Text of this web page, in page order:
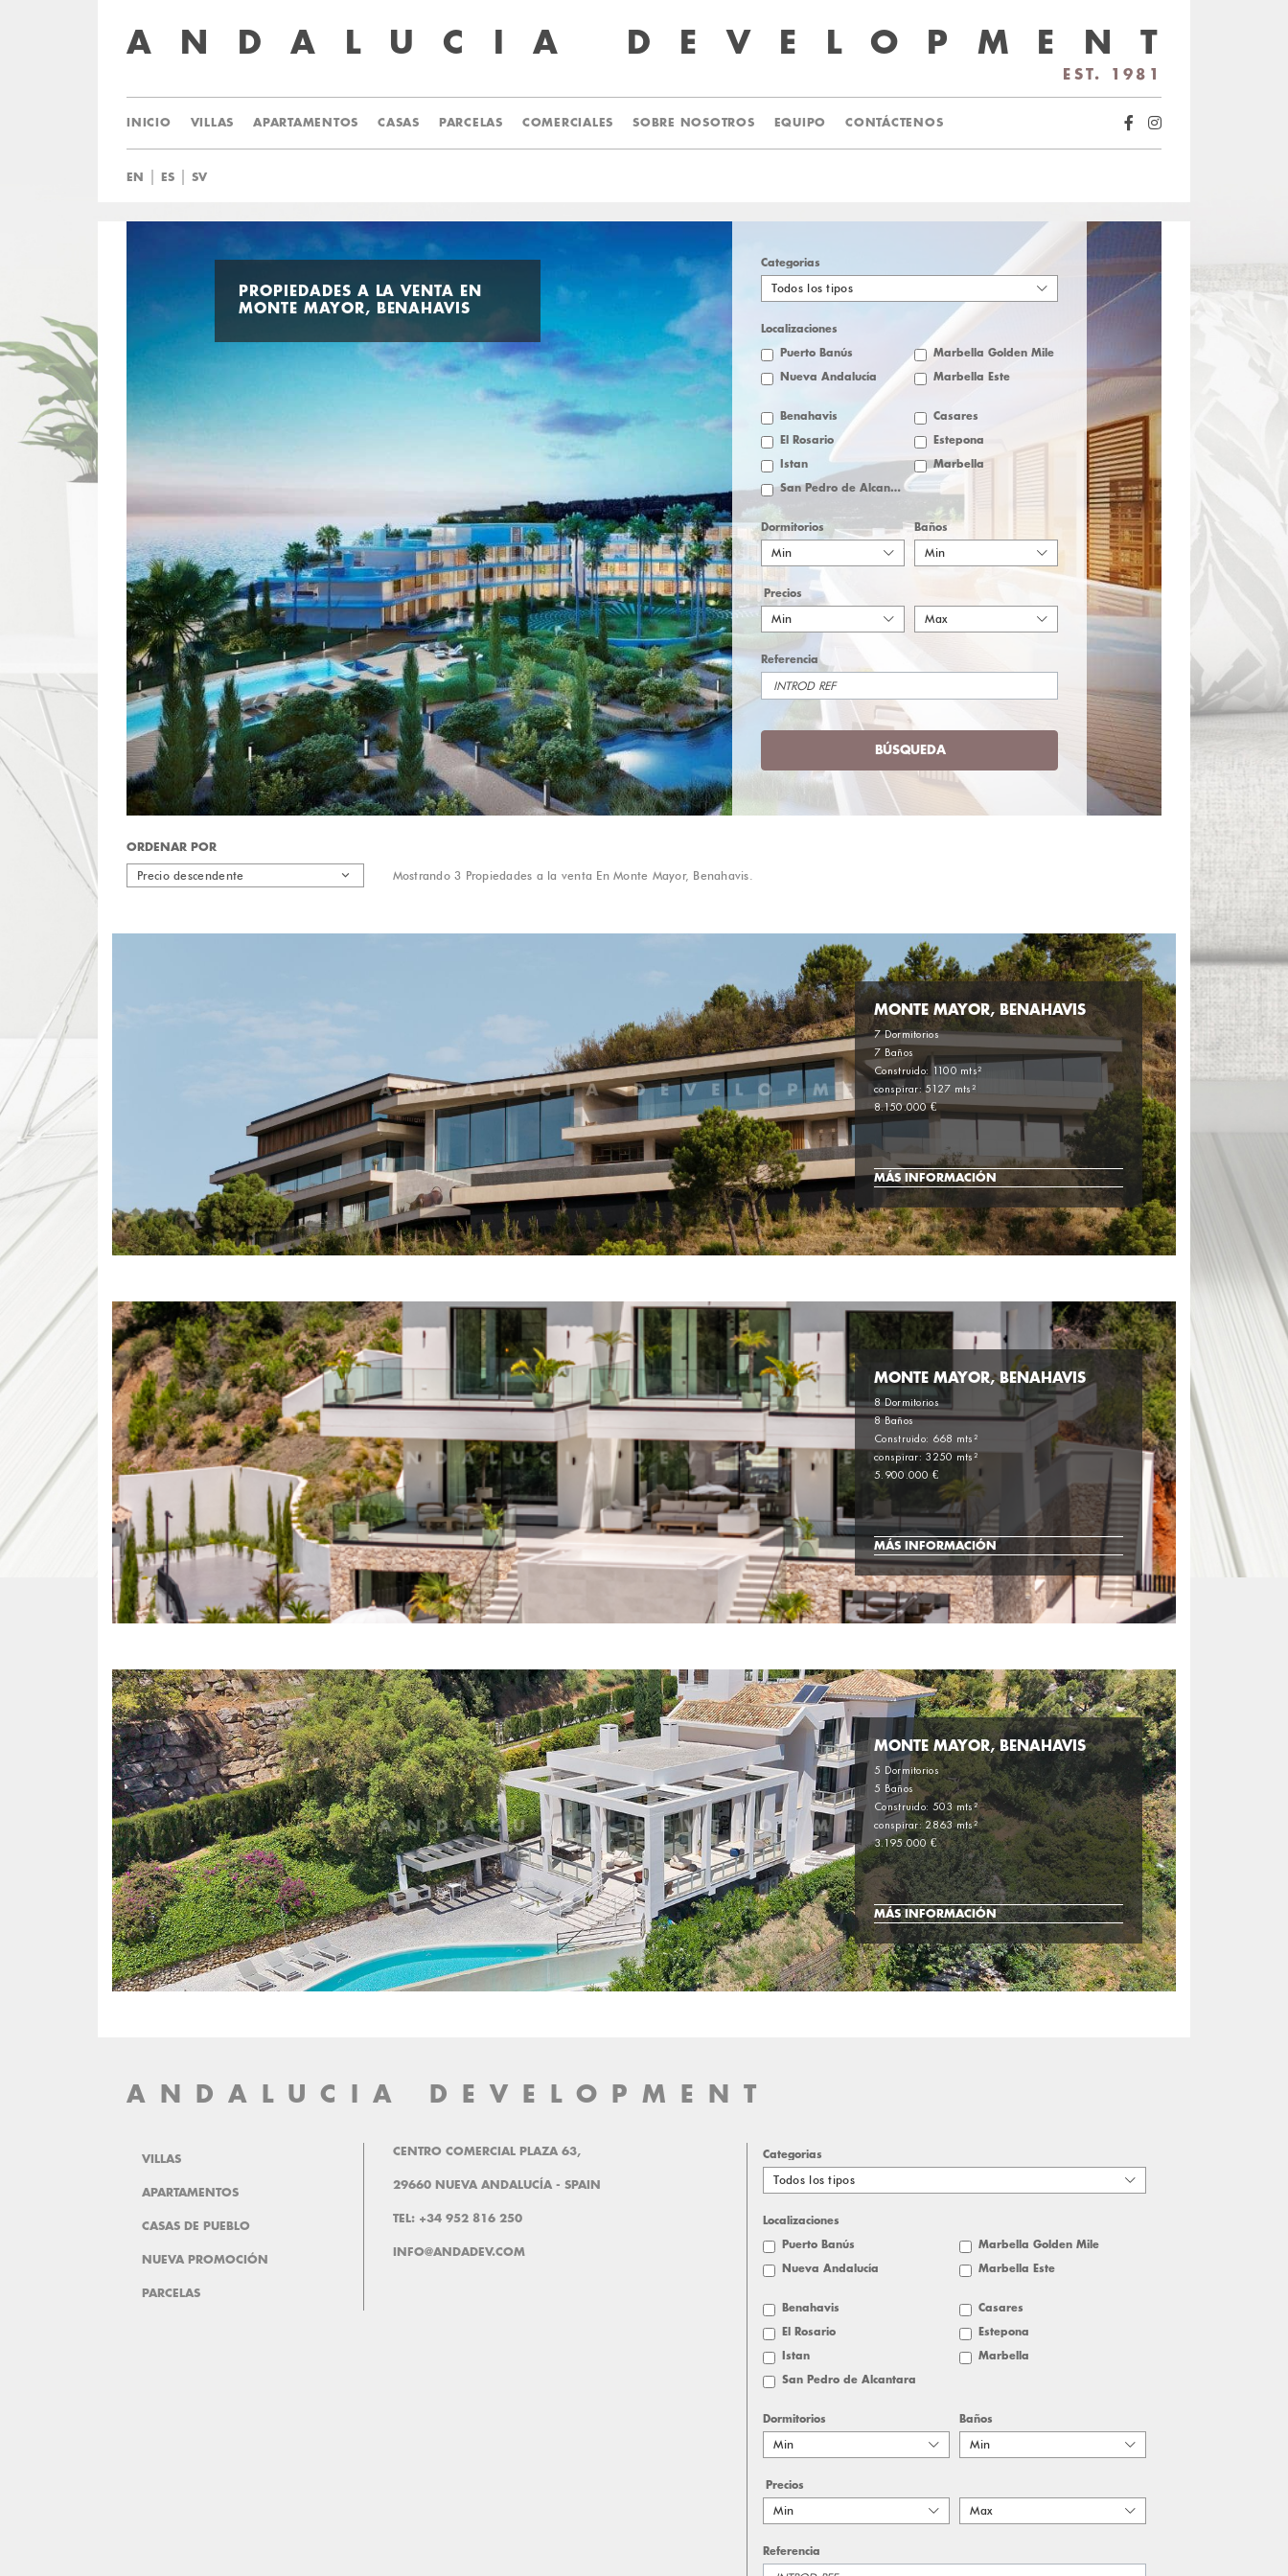
ANDALUCIA DEVELOPMENT
EST. 1981
INICIO VILLAS APARTAMENTOS CASAS PARCELAS COMERCIALES SOBRE NOSOTROS EQUIPO CONTÁCTENOS
EN | ES | SV
PROPIEDADES A LA VENTA EN
MONTE MAYOR, BENAHAVIS
Categorias
Todos los tipos
Localizaciones
Puerto Banús Marbella Golden Mile
Nueva Andalucía Marbella Este
Benahavis Casares
El Rosario Estepona
Istan Marbella
San Pedro de Alcantara
Dormitorios
Min
Baños
Min
Precios
Min Max
Referencia
BÚSQUEDA
ORDENAR POR
Precio descendente Mostrando 3 Propiedades a la venta En Monte Mayor, Benahavis.
MONTE MAYOR, BENAHAVIS
7 Dormitorios
7 Baños
Construido: 1100 mts²
conspirar: 5127 mts²
8.150.000 €
MÁS INFORMACIÓN
MONTE MAYOR, BENAHAVIS
8 Dormitorios
8 Baños
Construido: 668 mts²
conspirar: 3250 mts²
5.900.000 €
MÁS INFORMACIÓN
MONTE MAYOR, BENAHAVIS
5 Dormitorios
5 Baños
Construido: 503 mts²
conspirar: 2863 mts²
3.195.000 €
MÁS INFORMACIÓN
ANDALUCIA DEVELOPMENT
VILLAS
APARTAMENTOS
CASAS DE PUEBLO
NUEVA PROMOCIÓN
PARCELAS
CENTRO COMERCIAL PLAZA 63,
29660 NUEVA ANDALUCÍA - SPAIN
TEL: +34 952 816 250
INFO@ANDADEV.COM
Categorias
Todos los tipos
Localizaciones
Puerto Banús Marbella Golden Mile
Nueva Andalucía Marbella Este
Benahavis Casares
El Rosario Estepona
Istan Marbella
San Pedro de Alcantara
Dormitorios
Min
Baños
Min
Precios
Min Max
Referencia